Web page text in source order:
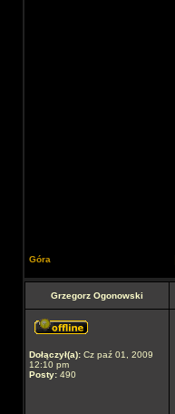
Góra
Grzegorz Ogonowski
Dołączył(a): Cz paź 01, 2009
12:10 pm
Posty: 490